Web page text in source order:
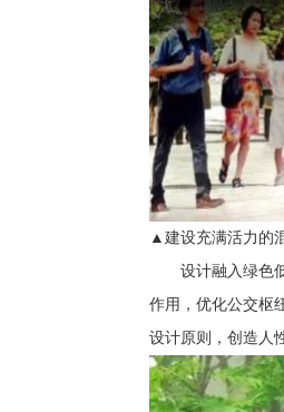
▲建设充满活力的
设计融入绿色
作用，优化公交枢
设计原则，创造人